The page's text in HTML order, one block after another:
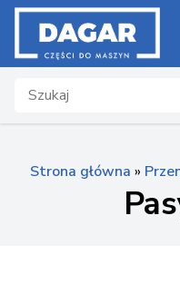
Search
Strona główna »